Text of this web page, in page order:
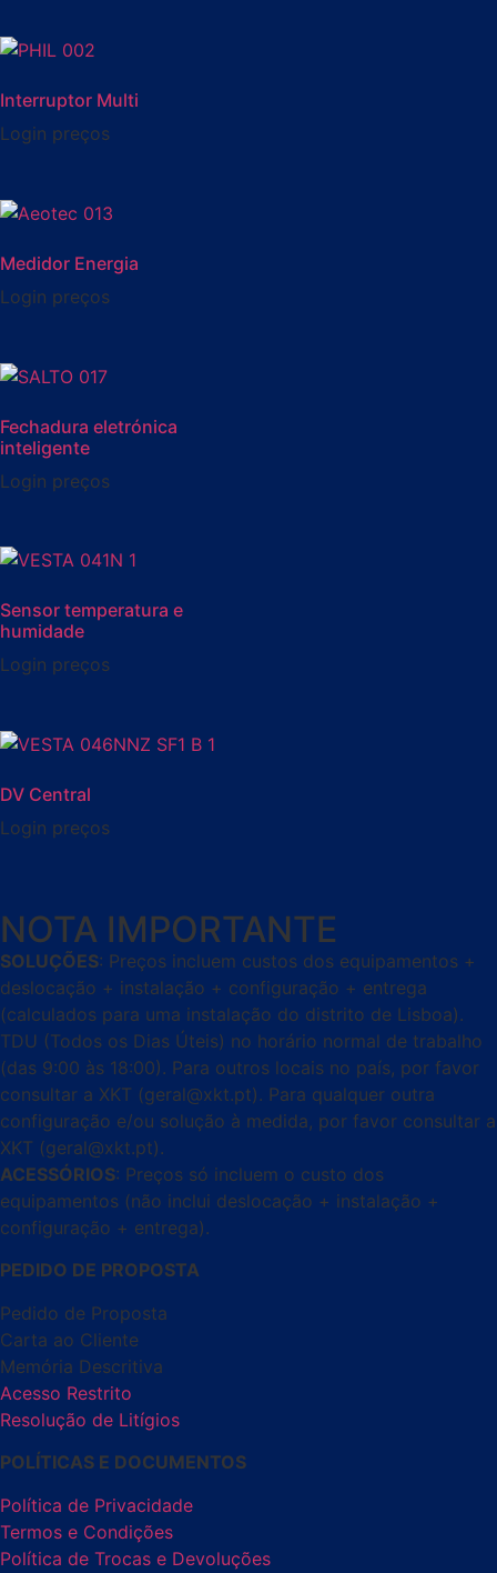
Interruptor Multi
Login preços
Medidor Energia
Login preços
Fechadura eletrónica
inteligente
Login preços
Sensor temperatura e
humidade
Login preços
DV Central
Login preços
NOTA IMPORTANTE
SOLUÇÕES: Preços incluem custos dos equipamentos +
deslocação + instalação + configuração + entrega
(calculados para uma instalação do distrito de Lisboa).
TDU (Todos os Dias Úteis) no horário normal de trabalho
(das 9:00 às 18:00). Para outros locais no país, por favor
consultar a XKT (geral@xkt.pt). Para qualquer outra
configuração e/ou solução à medida, por favor consultar a
XKT (geral@xkt.pt).
ACESSÓRIOS: Preços só incluem o custo dos
equipamentos (não inclui deslocação + instalação +
configuração + entrega).
PEDIDO DE PROPOSTA
Pedido de Proposta
Carta ao Cliente
Memória Descritiva
Acesso Restrito
Resolução de Litígios
POLÍTICAS E DOCUMENTOS
Política de Privacidade
Termos e Condições
Política de Trocas e Devoluções